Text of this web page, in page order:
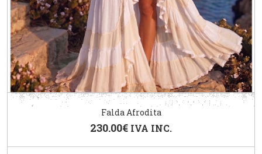
Falda Afrodita
230.00€ IVA INC.